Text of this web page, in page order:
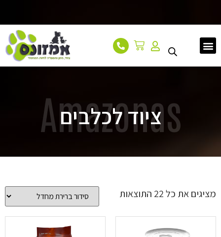
ציוד לכלבים
Amazonas
מציגים את כל ⁦22⁩ התוצאות